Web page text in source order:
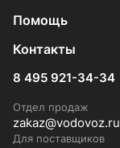
Помощь
Контакты
8 495 921-34-34
Отдел продаж
zakaz@vodovoz.ru
Для поставщиков